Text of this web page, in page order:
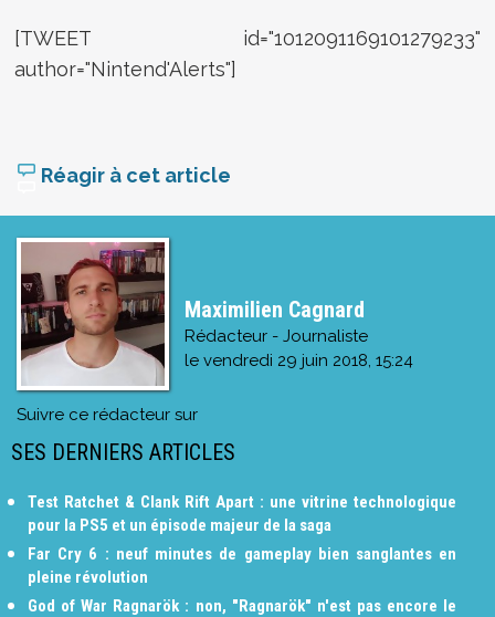
[TWEET id="1012091169101279233"
author="Nintend'Alerts"]
Réagir à cet article
Maximilien Cagnard
Rédacteur - Journaliste
le vendredi 29 juin 2018, 15:24
Suivre ce rédacteur sur
SES DERNIERS ARTICLES
Test Ratchet & Clank Rift Apart : une vitrine technologique
pour la PS5 et un épisode majeur de la saga
Far Cry 6 : neuf minutes de gameplay bien sanglantes en
pleine révolution
God of War Ragnarök : non, "Ragnarök" n'est pas encore le